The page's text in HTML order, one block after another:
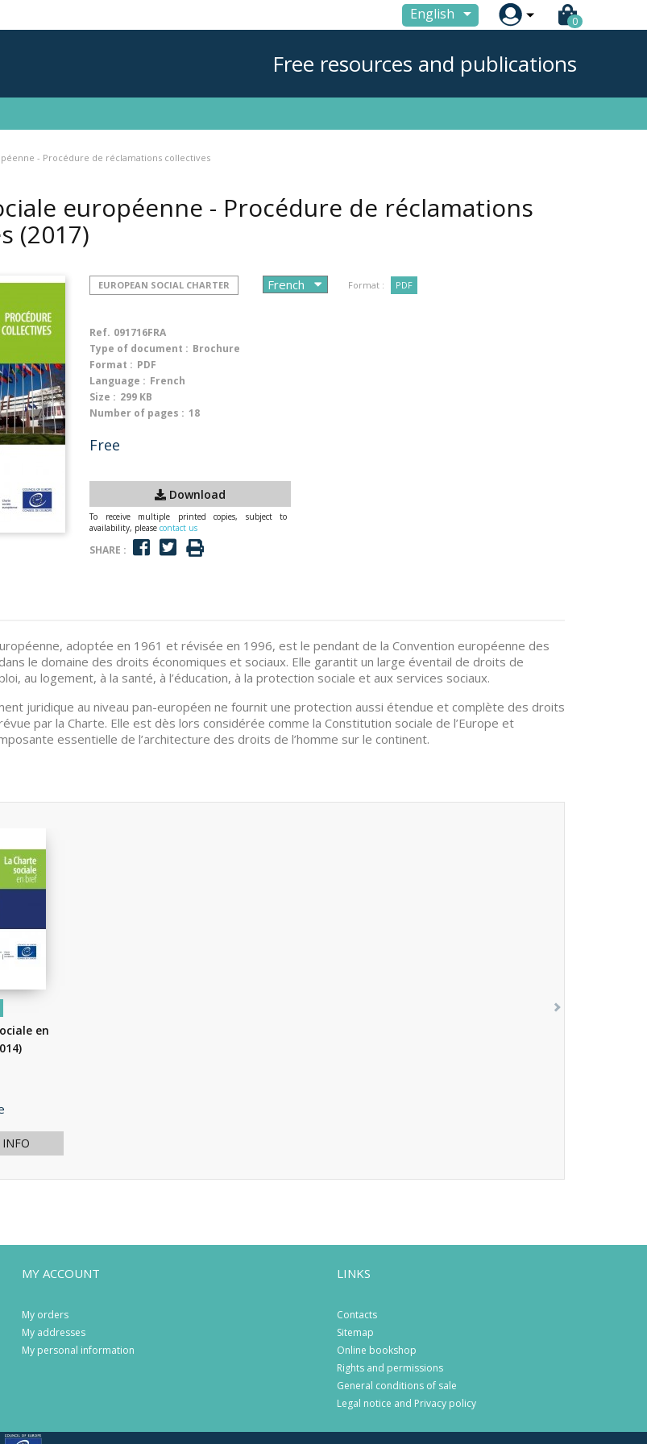
English  0
Free resources and publications
- Procédure de réclamations collectives
européenne - Procédure de réclamations
(2017)
EUROPEAN SOCIAL CHARTER Format : PDF
Ref. 091716FRA
Type of document : Brochure
Format : PDF
Language : French
Size : 299 KB
Number of pages : 18
Free
Download
To receive multiple printed copies, subject to
availability, please contact us
SHARE :
adoptée en 1961 et révisée en 1996, est le pendant de la Convention européenne des
le domaine des droits économiques et sociaux. Elle garantit un large éventail de droits de
au logement, à la santé, à l’éducation, à la protection sociale et aux services sociaux.
juridique au niveau pan-européen ne fournit une protection aussi étendue et complète des droits
par la Charte. Elle est dès lors considérée comme la Constitution sociale de l’Europe et
essentielle de l’architecture des droits de l’homme sur le continent.
en
MY ACCOUNT
My orders
My addresses
My personal information
LINKS
Contacts
Sitemap
Online bookshop
Rights and permissions
General conditions of sale
Legal notice and Privacy policy